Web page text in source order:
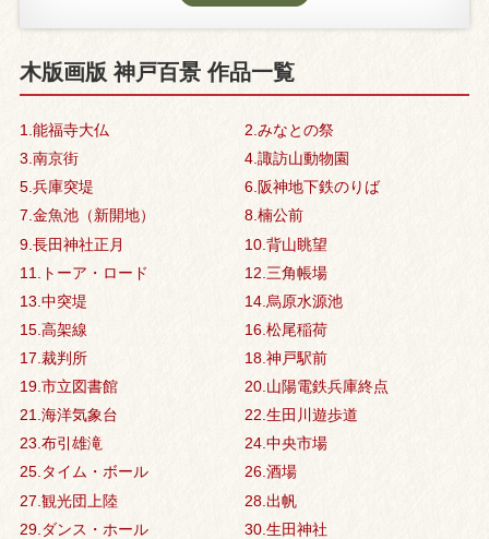
木版画版 神戸百景 作品一覧
1.能福寺大仏
2.みなとの祭
3.南京街
4.諏訪山動物園
5.兵庫突堤
6.阪神地下鉄のりば
7.金魚池（新開地）
8.楠公前
9.長田神社正月
10.背山眺望
11.トーア・ロード
12.三角帳場
13.中突堤
14.烏原水源池
15.高架線
16.松尾稲荷
17.裁判所
18.神戸駅前
19.市立図書館
20.山陽電鉄兵庫終点
21.海洋気象台
22.生田川遊歩道
23.布引雄滝
24.中央市場
25.タイム・ボール
26.酒場
27.観光団上陸
28.出帆
29.ダンス・ホール
30.生田神社